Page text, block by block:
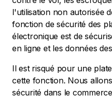
l'utilisation non autorisée
fonction de sécurité des
électronique est de
en ligne et les données
Il est risqué pour une
cette fonction. Nous
sécurité dans le